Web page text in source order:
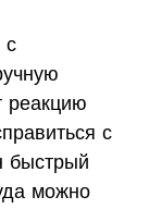
с
реакцию
с
быстрый
можно